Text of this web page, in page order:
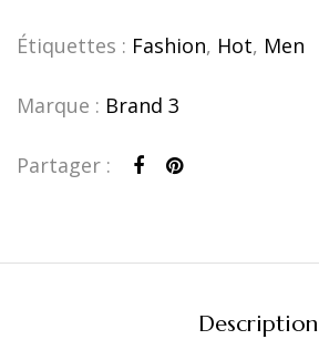
Étiquettes : Fashion, Hot, Men
Marque : Brand 3
Partager :
Description